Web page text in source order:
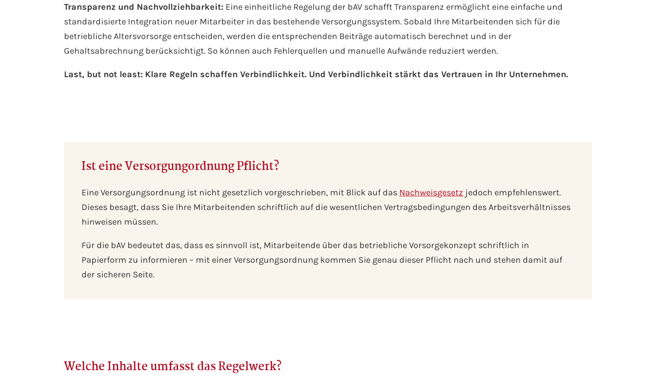
Transparenz und Nachvollziehbarkeit: Eine einheitliche Regelung der bAV schafft Transparenz ermöglicht eine einfache und
standardisierte Integration neuer Mitarbeiter in das bestehende Versorgungssystem. Sobald Ihre Mitarbeitenden sich für die
betriebliche Altersvorsorge entscheiden, werden die entsprechenden Beiträge automatisch berechnet und in der
Gehaltsabrechnung berücksichtigt. So können auch Fehlerquellen und manuelle Aufwände reduziert werden.
Last, but not least: Klare Regeln schaffen Verbindlichkeit. Und Verbindlichkeit stärkt das Vertrauen in Ihr Unternehmen.
Ist eine Versorgungordnung Pflicht?
Eine Versorgungsordnung ist nicht gesetzlich vorgeschrieben, mit Blick auf das Nachweisgesetz jedoch empfehlenswert.
Dieses besagt, dass Sie Ihre Mitarbeitenden schriftlich auf die wesentlichen Vertragsbedingungen des Arbeitsverhältnisses
hinweisen müssen.
Für die bAV bedeutet das, dass es sinnvoll ist, Mitarbeitende über das betriebliche Vorsorgekonzept schriftlich in
Papierform zu informieren – mit einer Versorgungsordnung kommen Sie genau dieser Pflicht nach und stehen damit auf
der sicheren Seite.
Welche Inhalte umfasst das Regelwerk?